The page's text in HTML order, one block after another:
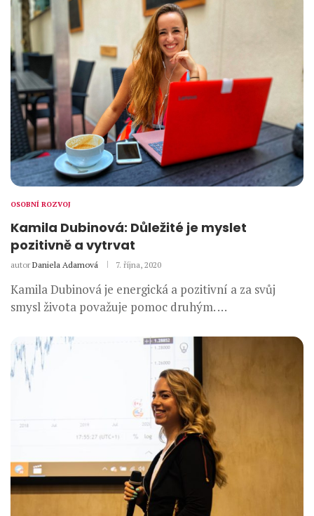
OSOBNÍ ROZVOJ
Kamila Dubinová: Důležité je myslet
pozitivně a vytrvat
autor Daniela Adamová 7. října, 2020
Kamila Dubinová je energická a pozitivní a za svůj
smysl života považuje pomoc druhým. …